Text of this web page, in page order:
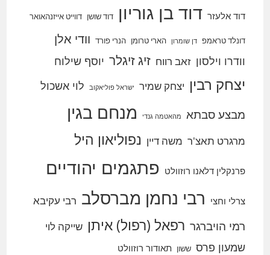
דוד אלעזר דוד בן גוריון דוד שושן דווייט אייזנהאואר
דונלד טראמפ דן שומרון הארי טרומן הנרי פורד וודי אלן
וודרו וילסון זאב רווח זיג זיגלר יוסף שילוח
יצחק רבין יצחק שמיר ישראל פוליאקוב לוי אשכול
מבצע סבתא מהאטמה גנדי מנחם בגין
מרגרט תאצ'ר משה דיין נפוליאון היל
פרנקלין דלאנו רוזוולט פתגמים יהודיים
צרלי וחצי רבי נחמן מברסלב רבי עקיבא
רמי הויברגר רפאל (רפול) איתן שייקה לוי
שמעון פרס ששון תאודור רוזוולט